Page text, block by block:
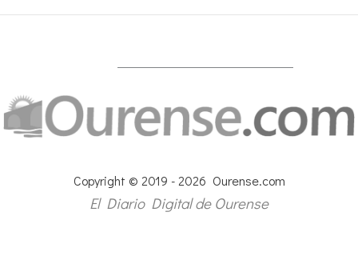
Copyright © 2019 - 2026 Ourense.com
El Diario Digital de Ourense